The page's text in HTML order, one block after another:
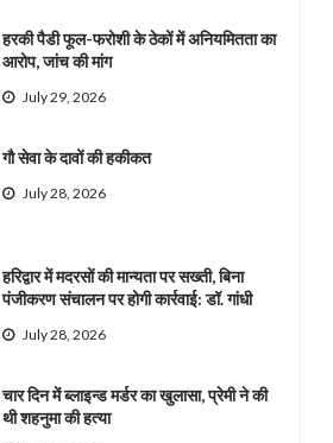
हरकी पैडी फूल-फरोशी के ठेकों में अनियमितता का
आरोप, जांच की मांग
July 29, 2026
गौ सेवा के दावों की हकीकत
July 28, 2026
हरिद्वार में मदरसों की मान्यता पर सख्ती, बिना
पंजीकरण संचालन पर होगी कार्रवाई: डॉ. गांधी
July 28, 2026
चार दिन में ब्लाइन्ड मर्डर का खुलासा, प्रेमी ने की
थी शहनुमा की हत्या